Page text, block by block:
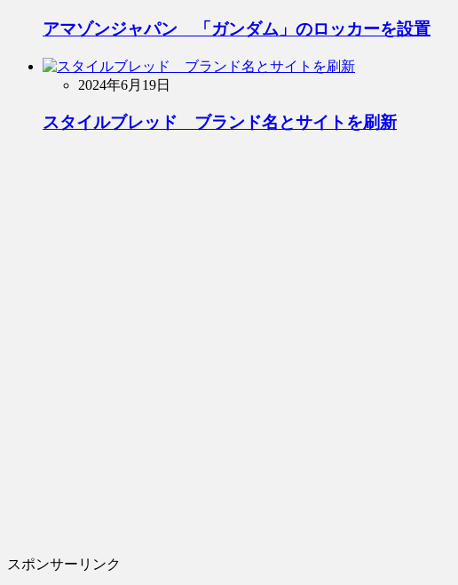
アマゾンジャパン 「ガンダム」のロッカーを設置
2024年6月19日
スタイルブレッド ブランド名とサイトを刷新
スポンサーリンク